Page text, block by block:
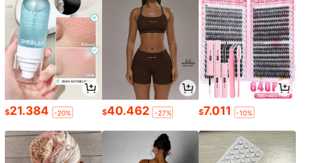
$21.384 -20% $40.462 -27% $7.011 -10%